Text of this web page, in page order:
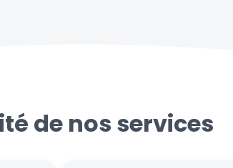
de nos services